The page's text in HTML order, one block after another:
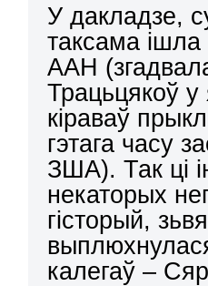
У дакладзе,
таксама ішла
ААН
Трацьцякоў у
кіраваў
гэтага часу
ЗША). Так ці
некаторых
гісторый,
калегаў –